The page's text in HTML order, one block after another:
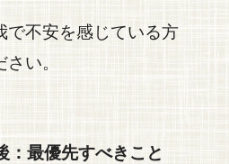
で不安を感じている方
い。
：最優先すべきこと